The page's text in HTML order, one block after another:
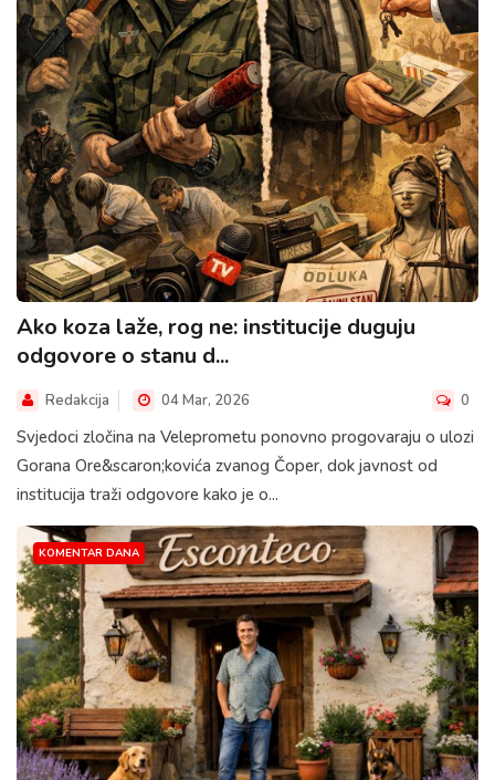
Ako koza laže, rog ne: institucije duguju
odgovore o stanu d...
Redakcija 04 Mar, 2026 0
Svjedoci zločina na Veleprometu ponovno progovaraju o ulozi
Gorana Ore&scaron;kovića zvanog Čoper, dok javnost od
institucija traži odgovore kako je o...
KOMENTAR DANA